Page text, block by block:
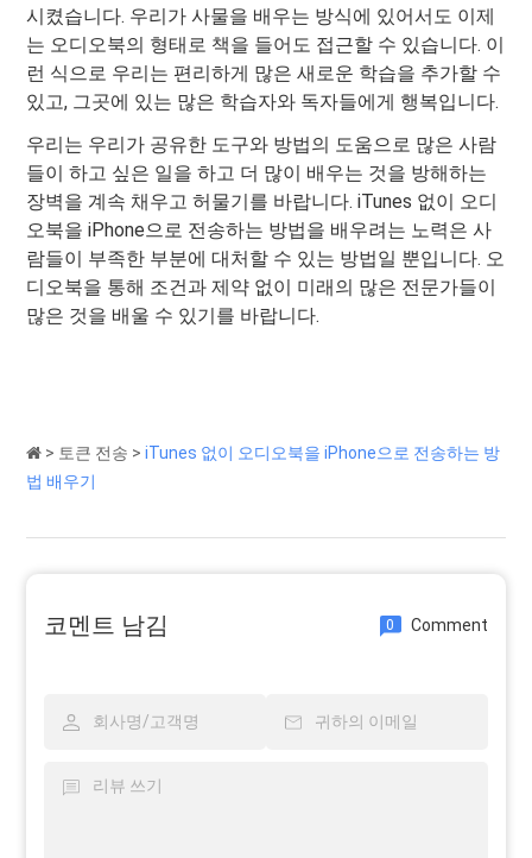
시켰습니다. 우리가 사물을 배우는 방식에 있어서도 이제
는 오디오북의 형태로 책을 들어도 접근할 수 있습니다. 이
런 식으로 우리는 편리하게 많은 새로운 학습을 추가할 수
있고, 그곳에 있는 많은 학습자와 독자들에게 행복입니다.
우리는 우리가 공유한 도구와 방법의 도움으로 많은 사람
들이 하고 싶은 일을 하고 더 많이 배우는 것을 방해하는
장벽을 계속 채우고 허물기를 바랍니다. iTunes 없이 오디
오북을 iPhone으로 전송하는 방법을 배우려는 노력은 사
람들이 부족한 부분에 대처할 수 있는 방법일 뿐입니다. 오
디오북을 통해 조건과 제약 없이 미래의 많은 전문가들이
많은 것을 배울 수 있기를 바랍니다.
> 토큰 전송 >iTunes 없이 오디오북을 iPhone으로 전송하는 방
법 배우기
코멘트 남김 0 Comment